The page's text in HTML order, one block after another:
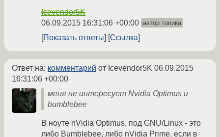
Icevendor5K
06.09.2015 16:31:06 +00:00 автор топика
Показать ответы Ссылка
Ответ на: комментарий от Icevendor5K 06.09.2015
16:31:06 +00:00
меня не интересует Nvidia Optimus и
bumblebee
В ноуте nVidia Optimus, под GNU/Linux - это
либо Bumblebee, либо nVidia Prime, если в